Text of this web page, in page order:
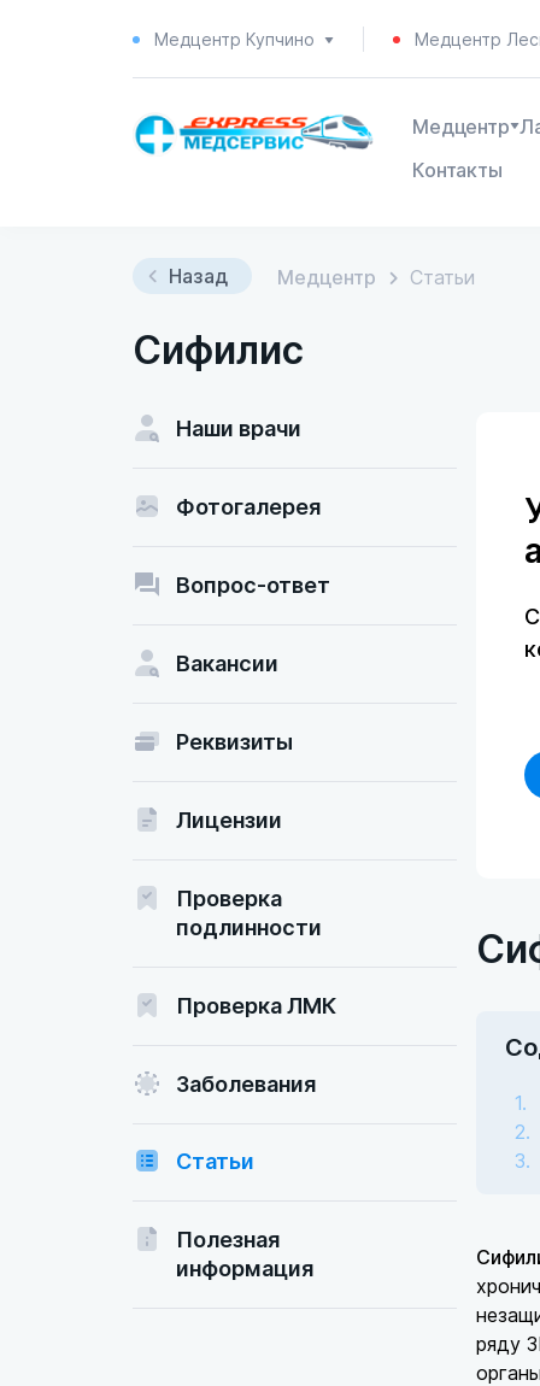
Медцентр Купчино Медцентр
Медцентр
Контакты
Назад Медцентр Статьи
Сифилис
Наши врачи
Фотогалерея
Вопрос-ответ
Вакансии
Реквизиты
Лицензии
Проверка
подлинности
Проверка ЛМК
Заболевания
Статьи
Полезная
информация
ряду